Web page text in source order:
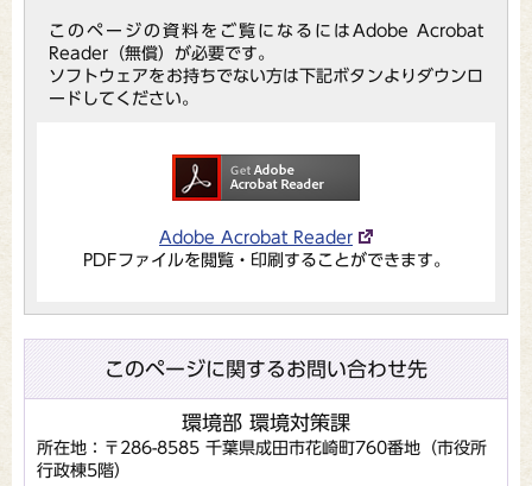
このページの資料をご覧になるにはAdobe Acrobat
Reader（無償）が必要です。
ソフトウェアをお持ちでない方は下記ボタンよりダウンロ
ードしてください。
Adobe Acrobat Reader
PDFファイルを閲覧・印刷することができます。
このページに関するお問い合わせ先
環境部 環境対策課
所在地：〒286-8585 千葉県成田市花崎町760番地（市役所
行政棟5階）